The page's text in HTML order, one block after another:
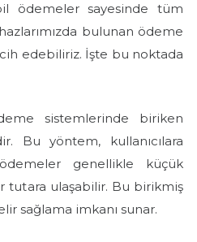
ödemeler sayesinde tüm
bulunan ödeme
edebiliriz. İşte bu noktada
sistemlerinde biriken
Bu yöntem, kullanıcılara
genellikle küçük
tutara ulaşabilir. Bu birikmiş
sağlama imkanı sunar.